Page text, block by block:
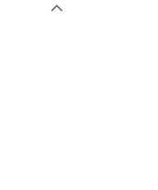
申請。
付的交易